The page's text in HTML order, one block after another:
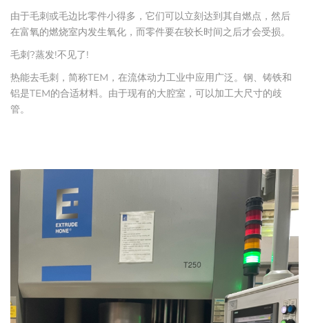
由于毛刺或毛边比零件小得多，它们可以立刻达到其自燃点，然后
在富氧的燃烧室内发生氧化，而零件要在较长时间之后才会受损。
毛刺?蒸发!不见了!
热能去毛刺，简称TEM，在流体动力工业中应用广泛。钢、铸铁和
铝是TEM的合适材料。由于现有的大腔室，可以加工大尺寸的歧
管。